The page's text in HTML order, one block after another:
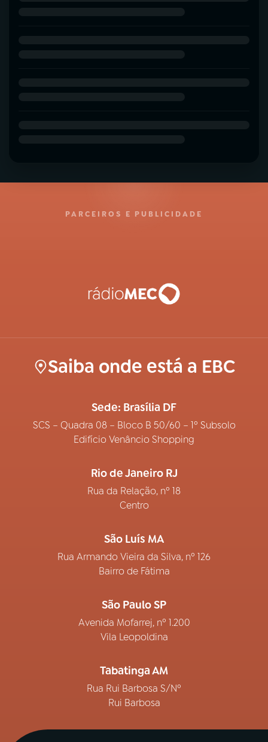
PARCEIROS E PUBLICIDADE
Saiba onde está a EBC
Sede: Brasília DF
SCS – Quadra 08 – Bloco B 50/60 – 1º Subsolo
Edifício Venâncio Shopping
Rio de Janeiro RJ
Rua da Relação, nº 18
Centro
São Luís MA
Rua Armando Vieira da Silva, nº 126
Bairro de Fátima
São Paulo SP
Avenida Mofarrej, nº 1.200
Vila Leopoldina
Tabatinga AM
Rua Rui Barbosa S/Nº
Rui Barbosa